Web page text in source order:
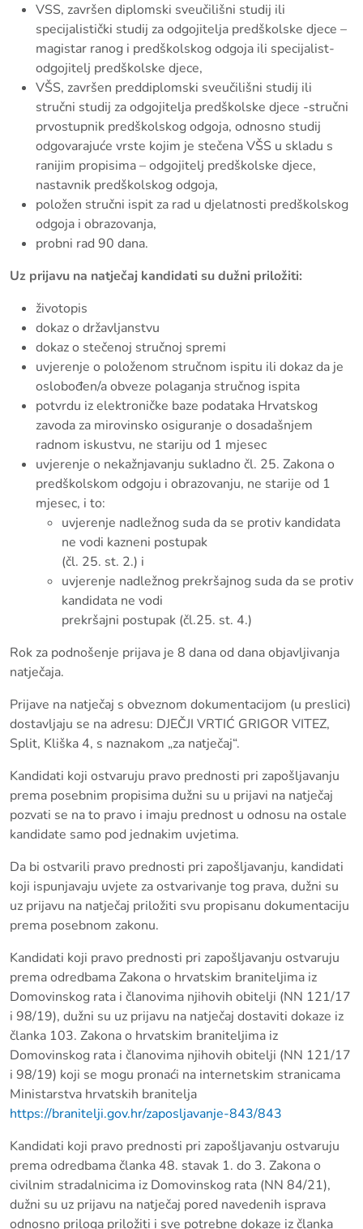
VSS, završen diplomski sveučilišni studij ili
specijalistički studij za odgojitelja predškolske djece –
magistar ranog i predškolskog odgoja ili specijalist-
odgojitelj predškolske djece,
VŠS, završen preddiplomski sveučilišni studij ili
stručni studij za odgojitelja predškolske djece -stručni
prvostupnik predškolskog odgoja, odnosno studij
odgovarajuće vrste kojim je stečena VŠS u skladu s
ranijim propisima – odgojitelj predškolske djece,
nastavnik predškolskog odgoja,
položen stručni ispit za rad u djelatnosti predškolskog
odgoja i obrazovanja,
probni rad 90 dana.
Uz prijavu na natječaj kandidati su dužni priložiti:
životopis
dokaz o državljanstvu
dokaz o stečenoj stručnoj spremi
uvjerenje o položenom stručnom ispitu ili dokaz da je
oslobođen/a obveze polaganja stručnog ispita
potvrdu iz elektroničke baze podataka Hrvatskog
zavoda za mirovinsko osiguranje o dosadašnjem
radnom iskustvu, ne stariju od 1 mjesec
uvjerenje o nekažnjavanju sukladno čl. 25. Zakona o
predškolskom odgoju i obrazovanju, ne starije od 1
mjesec, i to:
uvjerenje nadležnog suda da se protiv kandidata
ne vodi kazneni postupak
(čl. 25. st. 2.) i
uvjerenje nadležnog prekršajnog suda da se protiv
kandidata ne vodi
prekršajni postupak (čl.25. st. 4.)
Rok za podnošenje prijava je 8 dana od dana objavljivanja
natječaja.
Prijave na natječaj s obveznom dokumentacijom (u preslici)
dostavljaju se na adresu: DJEČJI VRTIĆ GRIGOR VITEZ,
Split, Kliška 4, s naznakom „za natječaj“.
Kandidati koji ostvaruju pravo prednosti pri zapošljavanju
prema posebnim propisima dužni su u prijavi na natječaj
pozvati se na to pravo i imaju prednost u odnosu na ostale
kandidate samo pod jednakim uvjetima.
Da bi ostvarili pravo prednosti pri zapošljavanju, kandidati
koji ispunjavaju uvjete za ostvarivanje tog prava, dužni su
uz prijavu na natječaj priložiti svu propisanu dokumentaciju
prema posebnom zakonu.
Kandidati koji pravo prednosti pri zapošljavanju ostvaruju
prema odredbama Zakona o hrvatskim braniteljima iz
Domovinskog rata i članovima njihovih obitelji (NN 121/17
i 98/19), dužni su uz prijavu na natječaj dostaviti dokaze iz
članka 103. Zakona o hrvatskim braniteljima iz
Domovinskog rata i članovima njihovih obitelji (NN 121/17
i 98/19) koji se mogu pronaći na internetskim stranicama
Ministarstva hrvatskih branitelja
https://branitelji.gov.hr/zaposljavanje-843/843
Kandidati koji pravo prednosti pri zapošljavanju ostvaruju
prema odredbama članka 48. stavak 1. do 3. Zakona o
civilnim stradalnicima iz Domovinskog rata (NN 84/21),
dužni su uz prijavu na natječaj pored navedenih isprava
odnosno priloga priložiti i sve potrebne dokaze iz članka